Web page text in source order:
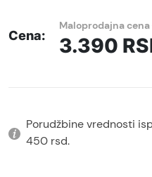
Cena:
Maloprodajna cena
3.390
Porudžbine vrednosti
450 rsd.